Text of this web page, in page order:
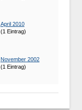
April 2010
(1 Eintrag)
November 2002
(1 Eintrag)